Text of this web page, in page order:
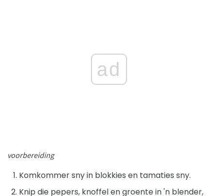
ad
voorbereiding
Komkommer sny in blokkies en tamaties sny.
Knip die pepers, knoffel en groente in 'n blender,